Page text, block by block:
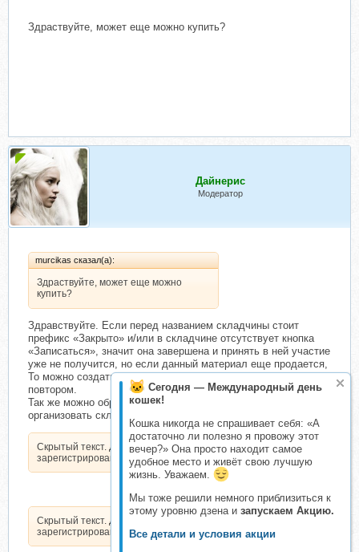
Сегодня — Международный день
кошек!
Кошка никогда не спрашивает себя: «А
достаточно ли полезно я провожу этот
вечер?» Она просто находит самое
удобное место и живёт свою лучшую
жизнь. Уважаем.
Мы тоже решили немного приблизиться к
этому уровню дзена и запускаем Акцию.
Все детали и условия акции
Здраствуйте, может еще можно купить?
Дайнерис
Модератор
murcikas сказал(а):
Здраствуйте, может еще можно
купить?
Здравствуйте. Если перед названием складчины стоит
префикс «Закрыто» и/или в складчине отсутствует кнопка
«Записаться», значит она завершена и принять в ней участие
уже не получится, но если данный материал еще продается,
То можно создать новую складчину, это не будет считаться
повтором.
Так же можно обратиться к данным организатором снова
организовать складчину на данный продукт.
Скрытый текст. Доступен только
зарегистрированным пользователям.
Скрытый текст. Доступен только
зарегистрированным пользователям.